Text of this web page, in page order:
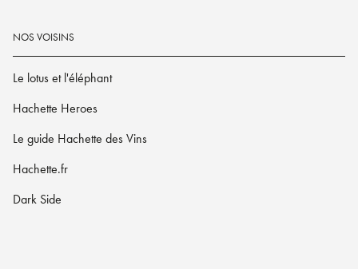
NOS VOISINS
Le lotus et l'éléphant
Hachette Heroes
Le guide Hachette des Vins
Hachette.fr
Dark Side